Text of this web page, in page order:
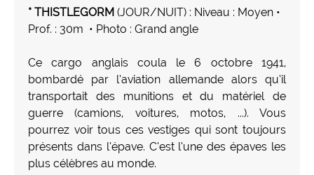
* THISTLEGORM (JOUR/NUIT) : Niveau : Moyen •
Prof. : 30m • Photo : Grand angle
Ce cargo anglais coula le 6 octobre 1941,
bombardé par l’aviation allemande alors qu’il
transportait des munitions et du matériel de
guerre (camions, voitures, motos, ...). Vous
pourrez voir tous ces vestiges qui sont toujours
présents dans l’épave. C’est l’une des épaves les
plus célèbres au monde.